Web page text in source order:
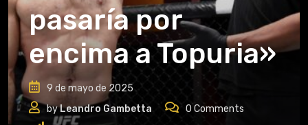
pasaría por
encima a Topuria»
9 de mayo de 2025
byLeandro Gambetta 0 Comments